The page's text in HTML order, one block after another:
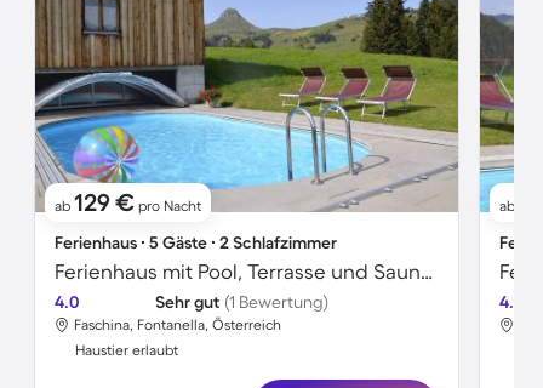
ab 129 € pro Nacht
Ferienhaus ∙ 5 Gäste ∙ 2 Schlafzimmer
Ferienhaus mit Pool, Terrasse und Sauna | Bergblick
4.0 Sehr gut (1 Bewertung)
Faschina, Fontanella, Österreich
Haustier erlaubt
ab
4.2